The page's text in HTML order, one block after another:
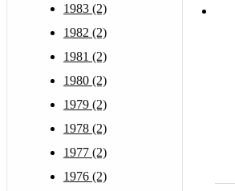
1983 (2)
1982 (2)
1981 (2)
1980 (2)
1979 (2)
1978 (2)
1977 (2)
1976 (2)